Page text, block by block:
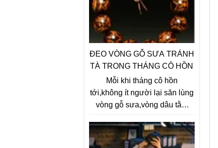
đốt không có mùi nhưng giá trị
gỗ không bằng sưa đỏ. Sưa
đỏ trông gần giống sưa trắng,
quả thành từng chùm đốt lên
có mùi thối.
ĐEO VÒNG GỖ SƯA TRÁNH
TÀ TRONG THÁNG CÔ HỒN
Mỗi khi tháng cô hồn
tới,không ít người lại săn lùng
vòng gỗ sưa,vòng dâu tằm
đuổi tà ma và những điều xui
xẻo, tăng phước khí và sự an